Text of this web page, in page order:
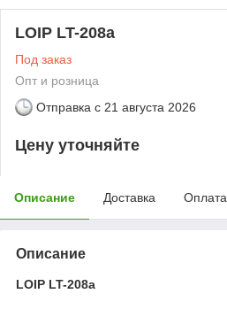
LOIP LT-208a
Под заказ
Опт и розница
Отправка с 21 августа 2026
Цену уточняйте
Описание Доставка Оплата
Описание
LOIP LT-208a